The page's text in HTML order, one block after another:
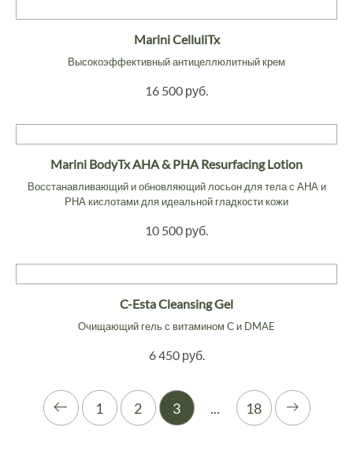
Marini CelluliTx
Высокоэффективный антицеллюлитный крем
16 500 руб.
Marini BodyTx AHA & PHA Resurfacing Lotion
Восстанавливающий и обновляющий лосьон для тела с АНА и
РНА кислотами для идеальной гладкости кожи
10 500 руб.
C-Esta Cleansing Gel
Очищающий гель с витамином С и DMAE
6 450 руб.
1 2 3 ... 18